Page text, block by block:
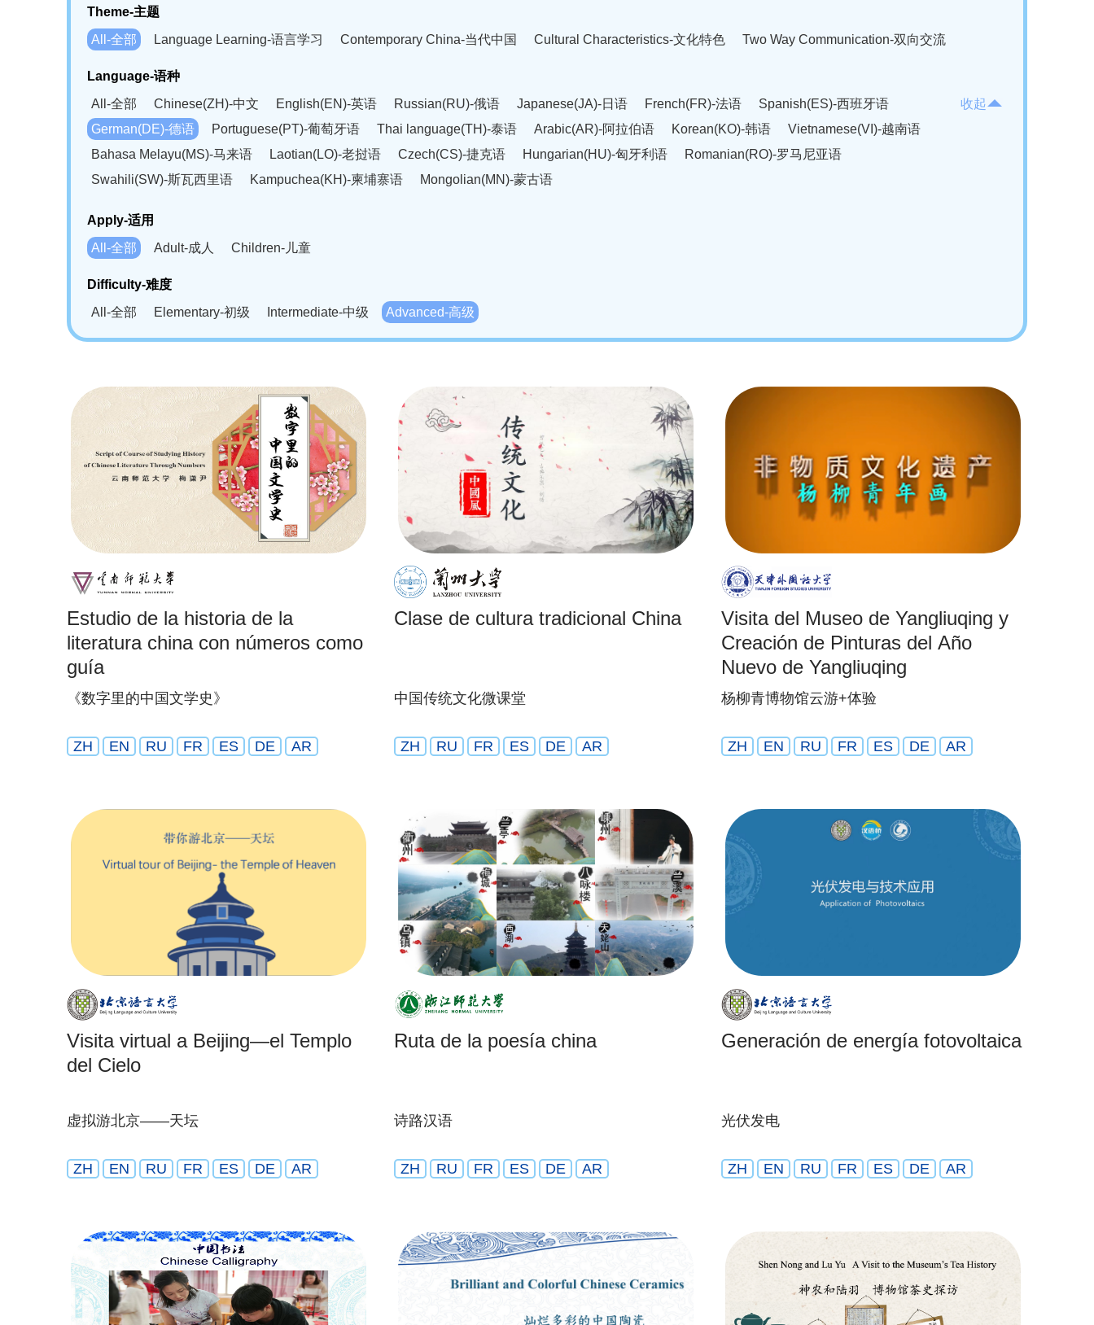
Theme-主题
All-全部
Language Learning-语言学习 Contemporary China-当代中国 Cultural Characteristics-文化特色 Two Way Communication-双向交流
Language-语种
All-全部
Chinese(ZH)-中文 English(EN)-英语 Russian(RU)-俄语 Japanese(JA)-日语 French(FR)-法语
Spanish(ES)-西班牙语
German(DE)-德语
Portuguese(PT)-葡萄牙语 Thai language(TH)-泰语 Arabic(AR)-阿拉伯语 Korean(KO)-韩语
Vietnamese(VI)-越南语
Bahasa Melayu(MS)-马来语
Laotian(LO)-老挝语 Czech(CS)-捷克语 Hungarian(HU)-匈牙利语
Romanian(RO)-罗马尼亚语
Swahili(SW)-斯瓦西里语
Kampuchea(KH)-柬埔寨语 Mongolian(MN)-蒙古语
收起
Apply-适用
All-全部
Adult-成人 Children-儿童
Difficulty-难度
All-全部
Elementary-初级 Intermediate-中级 Advanced-高级
Estudio de la historia de la
literatura china con números como
guía
《数字里的中国文学史》
ZH EN RU FR ES DE AR
Clase de cultura tradicional China
中国传统文化微课堂
ZH RU FR ES DE AR
Visita del Museo de Yangliuqing y
Creación de Pinturas del Año
Nuevo de Yangliuqing
杨柳青博物馆云游+体验
ZH EN RU FR ES DE AR
Visita virtual a Beijing—el Templo
del Cielo
虚拟游北京——天坛
ZH EN RU FR ES DE AR
Ruta de la poesía china
诗路汉语
ZH RU FR ES DE AR
Generación de energía fotovoltaica
光伏发电
ZH EN RU FR ES DE AR